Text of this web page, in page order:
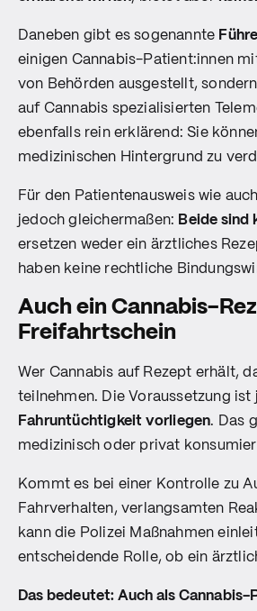
Daneben gibt es sogenannte
einigen Cannabis-Patient:innen
von Behörden ausgestellt,
auf Cannabis spezialisierten
ebenfalls rein erklärend: Sie
medizinischen Hintergrund zu
Für den Patientenausweis wie
jedoch gleichermaßen: Beide sind
ersetzen weder ein ärztliches
haben keine rechtliche
Auch ein Cannabis-
Freifahrtschein
Wer Cannabis auf Rezept erhält,
teilnehmen. Die Voraussetzung ist
Fahruntüchtigkeit vorliegen. Das
medizinisch oder privat
Kommt es bei einer Kontrolle zu
Fahrverhalten, verlangsamten
kann die Polizei Maßnahmen
entscheidende Rolle, ob ein
Das bedeutet: Auch als